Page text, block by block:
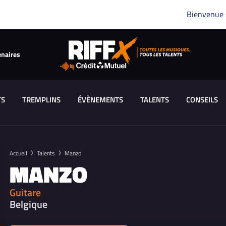
Bienvenue
TREMPLINS ÉVÈNEMENTS TALENTS CONSEILS
Accueil Talents Manzo
MANZO
Guitare
Belgique